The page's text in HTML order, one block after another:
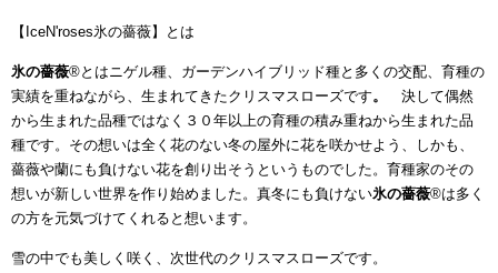
【IceN'roses氷の薔薇】とは
氷の薔薇®とはニゲル種、ガーデンハイブリッド種と多くの交配、育種の
実績を重ねながら、生まれてきたクリスマスローズです。 決して偶然
から生まれた品種ではなく３０年以上の育種の積み重ねから生まれた品
種です。その想いは全く花のない冬の屋外に花を咲かせよう、しかも、
薔薇や蘭にも負けない花を創り出そうというものでした。育種家のその
想いが新しい世界を作り始めました。真冬にも負けない氷の薔薇®は多く
の方を元気づけてくれると想います。
雪の中でも美しく咲く、次世代のクリスマスローズです。